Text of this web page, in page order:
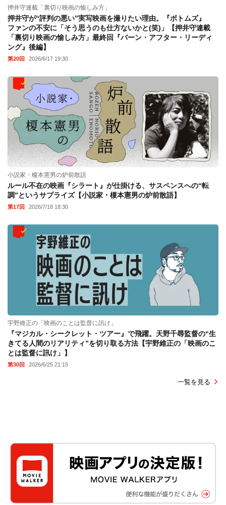
押井守連載「裏切り映画の愉しみ方」
押井守が“評判の悪い”実写映画を撮りたい理由。『ボトムズ』
ファンの不安に「そう思うのも仕方ないかと(笑)」【押井守連載
「裏切り映画の愉しみ方」最終回『バーン・アフター・リーディ
ング』後編】
第20回 2026/6/17 19:30
小説家・榎本憲男の炉前散語
ルール不在の映画『シラート』が仕掛ける、サスペンスへの“転
調”というサプライズ【小説家・榎本憲男の炉前散語】
第17回 2026/7/18 18:30
宇野維正の「映画のことは監督に訊け」
『マジカル・シークレット・ツアー』で飛躍。天野千尋監督の“生
きてる人間のリアリティ”を切り取る方法【宇野維正の「映画のこ
とは監督に訊け」】
第30回 2026/6/25 21:15
一覧を見る